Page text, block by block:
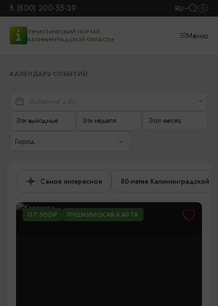
8 (800) 200-55-39 RU
ТУРИСТИЧЕСКИЙ ПОРТАЛ
КАЛИНИНГРАДСКОЙ ОБЛАСТИ
Меню
КАЛЕНДАРЬ СОБЫТИЙ
Эти выходные Эта неделя Этот месяц
Город
Самое интересное 80-летие Калининградской
ОТ 500₽ ПУШКИНСКАЯ КАРТА